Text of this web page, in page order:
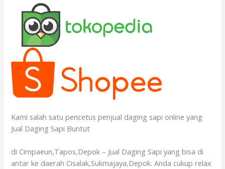
Kami salah satu pencetus penjual daging sapi online yang
Jual Daging Sapi Buntut
di Cimpaeun,Tapos,Depok – Jual Daging Sapi yang bisa di
antar ke daerah Cisalak,Sukmajaya,Depok. Anda cukup relax